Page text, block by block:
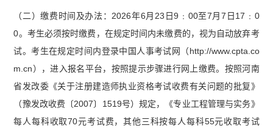
（二）缴费时间及办法：2026年6月23日9﹕00至7月7日17﹕0
0。考生必须按时缴费，在规定时间内未缴费的，视为自动放弃考
试。考生在规定时间内登录中国人事考试网（http://www.cpta.co
m.cn），进入报名平台，按照提示步骤进行网上缴费。按照河南
省发改委《关于注册建造师执业资格考试收费有关问题的批复》
（豫发改收费〔2007〕1519号）规定，《专业工程管理与实务》
每人每科收取70元考试费，其他三科按每人每科55元收取考试